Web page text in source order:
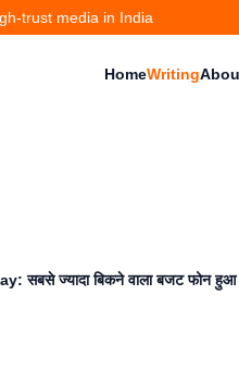
trust media in India
HomeWriting
सबसे ज्यादा बिकने वाला बजट फोन हुआ